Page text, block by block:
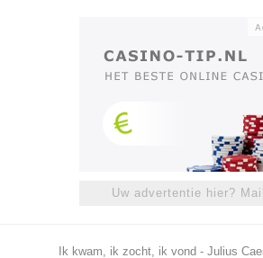
Uw advertentie hier?
Ik kwam, ik zocht, ik vond - Julius